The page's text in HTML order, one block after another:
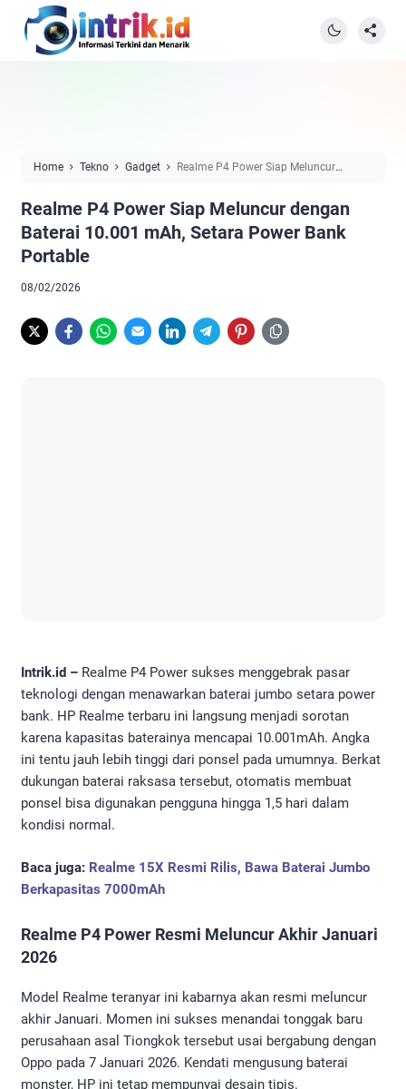
Home Tekno Gadget
Realme P4 Power Siap Meluncur
Realme P4 Power Siap Meluncur dengan
Baterai 10.001 mAh, Setara Power Bank
Portable
08/02/2026
Intrik.id – Realme P4 Power sukses menggebrak pasar
teknologi dengan menawarkan baterai jumbo setara power
bank. HP Realme terbaru ini langsung menjadi sorotan
karena kapasitas baterainya mencapai 10.001mAh. Angka
ini tentu jauh lebih tinggi dari ponsel pada umumnya. Berkat
dukungan baterai raksasa tersebut, otomatis membuat
ponsel bisa digunakan pengguna hingga 1,5 hari dalam
kondisi normal.
Baca juga: Realme 15X Resmi Rilis, Bawa Baterai Jumbo
Berkapasitas 7000mAh
Realme P4 Power Resmi Meluncur Akhir Januari
2026
Model Realme teranyar ini kabarnya akan resmi meluncur
akhir Januari. Momen ini sukses menandai tonggak baru
perusahaan asal Tiongkok tersebut usai bergabung dengan
Oppo pada 7 Januari 2026. Kendati mengusung baterai
monster, HP ini tetap mempunyai desain tipis.